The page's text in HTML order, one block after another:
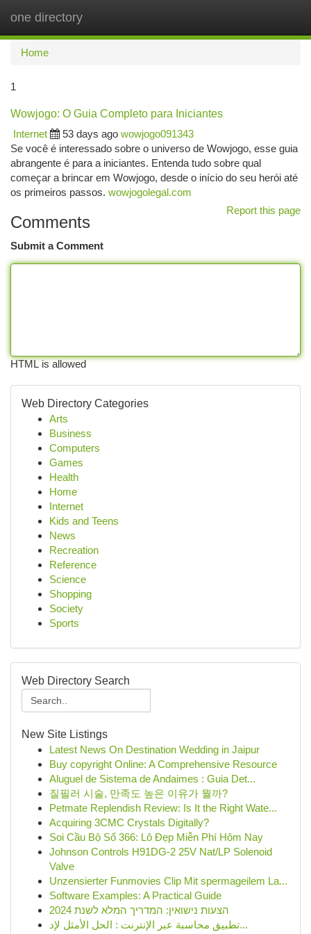
one directory
Home
1
Wowjogo: O Guia Completo para Iniciantes
Internet
53 days ago wowjogo091343
Se você é interessado sobre o universo de Wowjogo, esse guia
abrangente é para a iniciantes. Entenda tudo sobre qual
começar a brincar em Wowjogo, desde o início do seu herói até
os primeiros passos. wowjogolegal.com
Report this page
Comments
Submit a Comment
HTML is allowed
Web Directory Categories
Arts
Business
Computers
Games
Health
Home
Internet
Kids and Teens
News
Recreation
Reference
Science
Shopping
Society
Sports
Web Directory Search
New Site Listings
Latest News On Destination Wedding in Jaipur
Buy copyright Online: A Comprehensive Resource
Aluguel de Sistema de Andaimes : Guia Det...
질필러 시술, 만족도 높은 이유가 뭘까?
Petmate Replendish Review: Is It the Right Wate...
Acquiring 3CMC Crystals Digitally?
Soi Cầu Bộ Số 366: Lô Đẹp Miễn Phí Hôm Nay
Johnson Controls H91DG-2 25V Nat/LP Solenoid
Valve
Unzensierter Funmovies Clip Mit spermageilem La...
Software Examples: A Practical Guide
הצעות נישואין: המדריך המלא לשנת 2024
تطبيق محاسبة عبر الإنترنت : الحل الأمثل لإد...